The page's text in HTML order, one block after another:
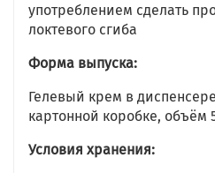
употреблением сделать
локтевого сгиба
Форма выпуска:
Гелевый крем в
картонной коробке, объём
Условия хранения: